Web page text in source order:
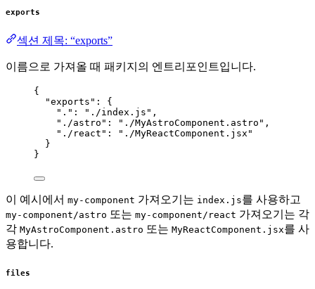
exports
섹션 제목: “exports”
이름으로 가져올 때 패키지의 엔트리포인트입니다.
{
"exports" : {
"." : " ./index.js " ,
"./astro" : " ./MyAstroComponent.astro " ,
"./react" : " ./MyReactComponent.jsx "
}
}
이 예시에서 my-component 가져오기는 index.js를 사용하고
my-component/astro 또는 my-component/react 가져오기는 각
각 MyAstroComponent.astro 또는 MyReactComponent.jsx를 사
용합니다.
files